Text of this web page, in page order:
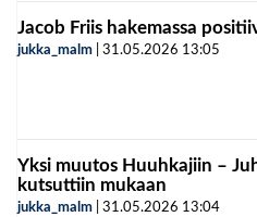
Jacob Friis hakemassa
jukka_malm 31.05.2026 13:05
Yksi muutos Huuhkajiin –
kutsuttiin mukaan
jukka_malm 31.05.2026 13:04